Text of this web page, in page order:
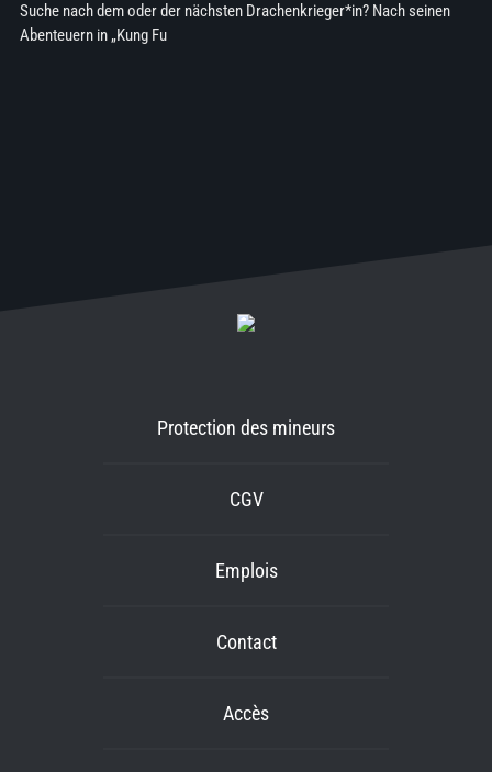
Suche nach dem oder der nächsten Drachenkrieger*in? Nach seinen
Abenteuern in „Kung Fu
Protection des mineurs
CGV
Emplois
Contact
Accès